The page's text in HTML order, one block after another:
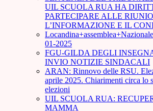
UIL SCUOLA RUA HA
PARTECIPARE ALLE
L’INFORMAZIONE E IL
01-2025
FGU-GILDA DEGLI
INVIO NOTIZIE SINDACALI
ARAN: Rinnovo delle RSU.
aprile 2025. Chiarimenti circa lo
elezioni
UIL SCUOLA RUA:
MAMMA